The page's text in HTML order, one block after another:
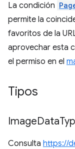
La condición
permite la
favoritos de la
aprovechar esta
el permiso en el
Tipos
ImageData
Consulta https://